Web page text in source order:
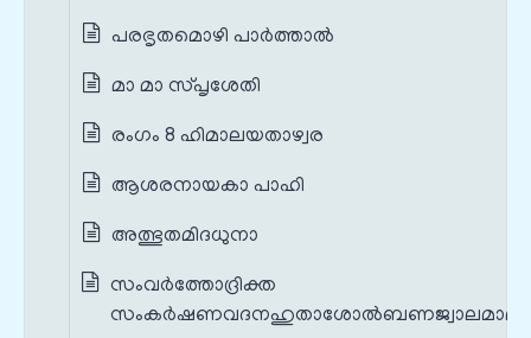
പരഭൃതമൊഴി പാർത്താൽ
മാ മാ സ്പൃശേതി
രംഗം 8 ഹിമാലയതാഴ്വര
ആശരനായകാ പാഹി
അത്ഭുതമിദധുനാ
സംവർത്തോദ്രിക്ത
സംകർഷണവദനഹുതാശോൽബണജ്വാലമാലാ